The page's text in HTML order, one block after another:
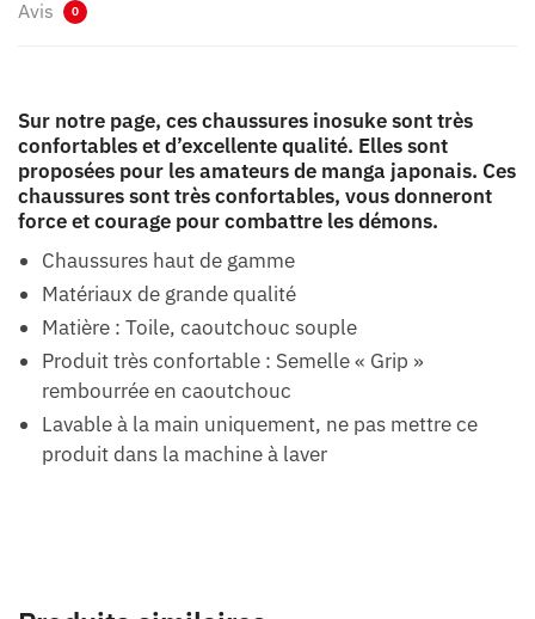
Avis 0
Sur notre page, ces chaussures inosuke sont très
confortables et d’excellente qualité. Elles sont
proposées pour les amateurs de manga japonais. Ces
chaussures sont très confortables, vous donneront
force et courage pour combattre les démons.
Chaussures haut de gamme
Matériaux de grande qualité
Matière : Toile, caoutchouc souple
Produit très confortable : Semelle « Grip »
rembourrée en caoutchouc
Lavable à la main uniquement, ne pas mettre ce
produit dans la machine à laver